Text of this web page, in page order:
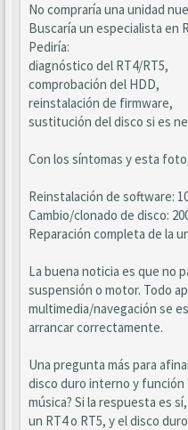
No compraría una unidad
Buscaría un especialista en
Pediría:
diagnóstico del RT4/RT5,
comprobación del HDD,
reinstalación de firmware,
sustitución del disco si es
Con los síntomas y esta
Reinstalación de software:
Cambio/clonado de disco:
Reparación completa de la
La buena noticia es que no
suspensión o motor. Todo
multimedia/navegación se
arrancar correctamente.
Una pregunta más para
disco duro interno y función
música? Si la respuesta es
un RT4 o RT5, y el disco